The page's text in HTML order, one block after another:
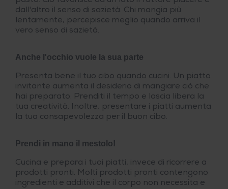
dall'altro il senso di sazietà. Chi mangia più
lentamente, percepisce meglio quando arriva il
vero senso di sazietà.
Anche l'occhio vuole la sua parte
Presenta bene il tuo cibo quando cucini. Un piatto
invitante aumenta il desiderio di mangiare ciò che
hai preparato. Prenditi il tempo e lascia libera la
tua creatività. Inoltre, presentare i piatti aumenta
la tua consapevolezza per il buon cibo.
Prendi in mano il mestolo!
Cucina e prepara i tuoi piatti, invece di ricorrere a
prodotti pronti. Molti prodotti pronti contengono
ingredienti e additivi che il corpo non necessita e